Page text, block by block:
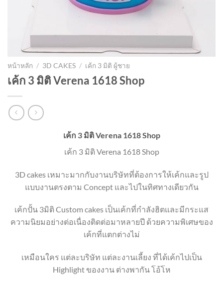
หน้าหลัก / 3D CAKES / เค้ก 3 มิติ ผู้ชาย
เค้ก 3 มิติ Verena 1618 Shop
เค้ก 3 มิติ Verena 1618 Shop
เค้ก 3 มิติ Verena 1618 Shop
3D cakes เหมาะมากกับงานบริษัทที่ต้องการให้เค้กและรูป
แบบงานตรงตาม Concept และไปในทิศทางเดียวกัน
เค้กปั้น 3มิติ Custom cakes เป็นเค้กที่กำลังฮิตและมีกระแส
ความนิยมอย่างต่อเนื่องติดต่อมาหลายปี ด้วยความพิเศษของ
เค้กที่แตกต่างไม่
เหมือนใคร แต่ละบริษัท แต่ละงานเลี้ยง ที่ได้เค้กไปเป็น
Highlight ของงาน ต่างพากัน โอ้โห